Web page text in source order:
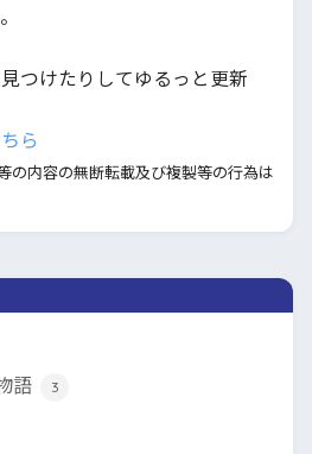
つけたりしてゆるっと更新
ら
の内容の無断転載及び複製等の行為は
語 3